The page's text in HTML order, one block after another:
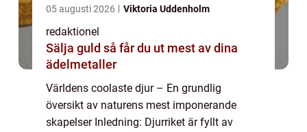
05 augusti 2026 Viktoria Uddenholm
redaktionel
Sälja guld så får du ut mest av dina
ädelmetaller
Världens coolaste djur – En grundlig
översikt av naturens mest imponerande
skapelser Inledning: Djurriket är fyllt av